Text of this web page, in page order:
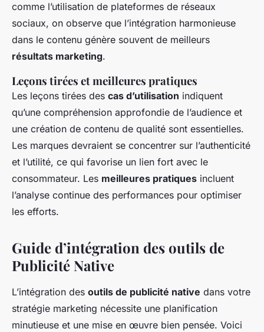
comme l’utilisation de plateformes de réseaux
sociaux, on observe que l’intégration harmonieuse
dans le contenu génère souvent de meilleurs
résultats marketing.
Leçons tirées et meilleures pratiques
Les leçons tirées des cas d’utilisation indiquent
qu’une compréhension approfondie de l’audience et
une création de contenu de qualité sont essentielles.
Les marques devraient se concentrer sur l’authenticité
et l’utilité, ce qui favorise un lien fort avec le
consommateur. Les meilleures pratiques incluent
l’analyse continue des performances pour optimiser
les efforts.
Guide d’intégration des outils de
Publicité Native
L’intégration des outils de publicité native dans votre
stratégie marketing nécessite une planification
minutieuse et une mise en œuvre bien pensée. Voici